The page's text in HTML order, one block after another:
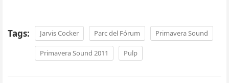
Tags: Jarvis Cocker Parc del Fórum Primavera Sound
Primavera Sound 2011 Pulp